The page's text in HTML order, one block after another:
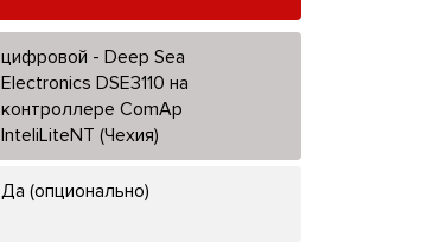
цифровой - Deep Sea
Electronics DSE3110 на
контроллере ComAp
InteliLiteNT (Чехия)
Да (опционально)